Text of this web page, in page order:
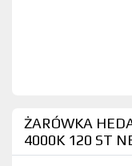
ŻARÓWKA
4000K 120 ST